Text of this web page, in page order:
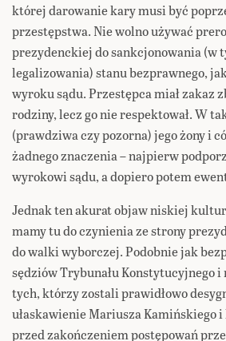
której darowanie kary musi być
przestępstwa. Nie wolno używać
prezydenckiej do sankcjonowania (w
legalizowania) stanu bezprawnego,
wyroku sądu. Przestępca miał zakaz
rodziny, lecz go nie respektował. W
(prawdziwa czy pozorna) jego żony i
żadnego znaczenia – najpierw
wyrokowi sądu, a dopiero potem
Jednak ten akurat objaw niskiej
mamy tu do czynienia ze strony
do walki wyborczej. Podobnie jak
sędziów Trybunału Konstytucyjnego
tych, którzy zostali prawidłowo
ułaskawienie Mariusza Kamińskiego
przed zakończeniem postępowań